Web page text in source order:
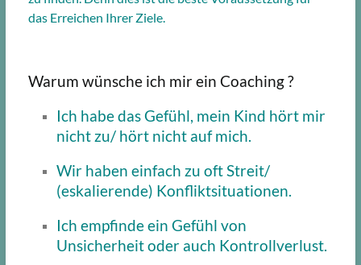
das Erreichen Ihrer Ziele.
Warum wünsche ich mir ein Coaching ?
Ich habe das Gefühl, mein Kind hört mir
nicht zu/ hört nicht auf mich.
Wir haben einfach zu oft Streit/
(eskalierende) Konfliktsituationen.
Ich empfinde ein Gefühl von
Unsicherheit oder auch Kontrollverlust.